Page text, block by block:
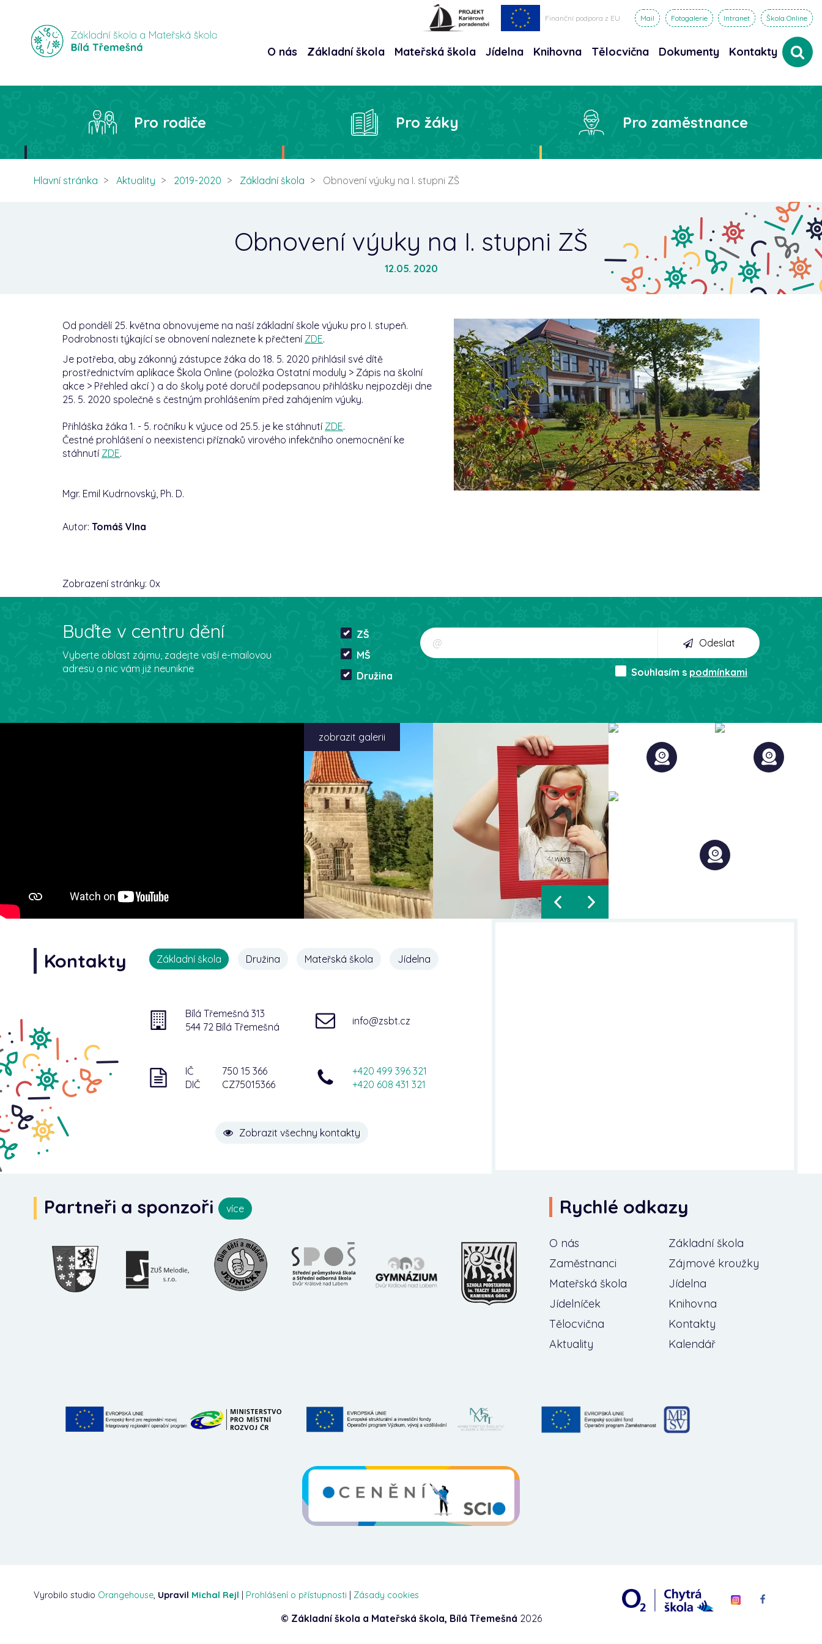
Finanční podpora z EU Mail Fotogalerie Intranet Škola Online
O nás Základní škola Mateřská škola Jídelna Knihovna Tělocvična Dokumenty Kontakty
Pro rodiče Pro žáky Pro zaměstnance
Hlavní stránka Aktuality 2019-2020 Základní škola Obnovení výuky na I. stupni ZŠ
Obnovení výuky na I. stupni ZŠ
12.05. 2020
Od pondělí 25. května obnovujeme na naší základní škole výuku pro I. stupeň.
Podrobnosti týkající se obnovení naleznete k přečtení ZDE.
Je potřeba, aby zákonný zástupce žáka do 18. 5. 2020 přihlásil své dítě
prostřednictvím aplikace Škola Online (položka Ostatní moduly > Zápis na školní
akce > Přehled akcí ) a do školy poté doručil podepsanou přihlášku nejpozději dne
25. 5. 2020 společně s čestným prohlášením před zahájením výuky.
Přihláška žáka 1. - 5. ročníku k výuce od 25.5. je ke stáhnutí ZDE.
Čestné prohlášení o neexistenci příznaků virového infekčního onemocnění ke
stáhnutí ZDE.
Mgr. Emil Kudrnovský, Ph. D.
Autor: Tomáš Vlna
Zobrazení stránky: 0x
Buďte v centru dění
Vyberte oblast zájmu, zadejte vaší e-mailovou
adresu a nic vám již neunikne
ZŠ
MŠ
Družina
Odeslat
Souhlasím s podmínkami
zobrazit galerii
Kontakty Základní škola Družina Mateřská škola Jídelna
Bílá Třemešná 313
544 72 Bílá Třemešná
info@zsbt.cz
IČ
750 15 366
DIČ
CZ75015366
+420 499 396 321
+420 608 431 321
Zobrazit všechny kontakty
Partneři a sponzoři více Rychlé odkazy
O nás
Základní škola
Zaměstnanci
Zájmové kroužky
Mateřská škola
Jídelna
Jídelníček
Knihovna
Tělocvična
Kontakty
Aktuality
Kalendář
Vyrobilo studio Orangehouse, Upravil Michal Rejl | Prohlášení o přístupnosti |Zásady cookies
© Základní škola a Mateřská škola, Bílá Třemešná 2026